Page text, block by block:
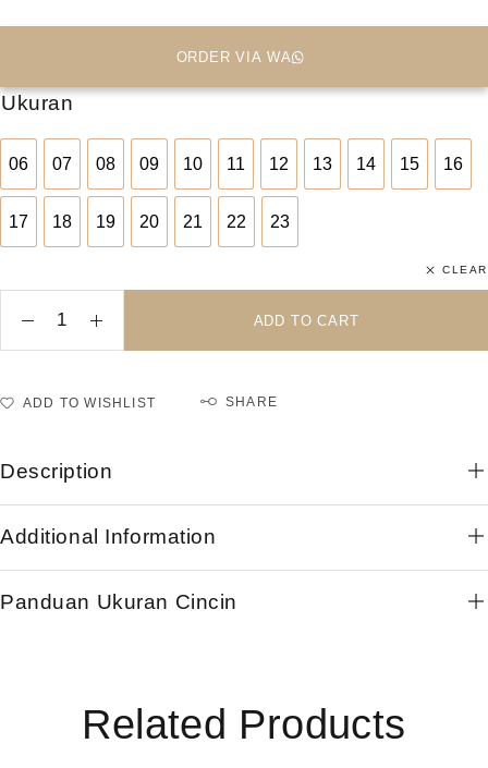
ORDER VIA WA
Ukuran
06
06
07
07
08
08
09
09
10
10
11
11
12
12
13
13
14
14
15
15
16
16
17
17
18
18
19
19
20
20
21
21
22
22
23
23
CLEAR
ADD TO CART
ADD TO WISHLIST SHARE
Description
Additional Information
Panduan Ukuran Cincin
Related Products